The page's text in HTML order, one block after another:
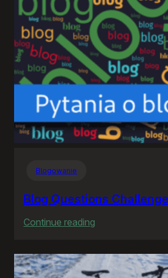
Blogowanie
Blog Questions
Continue reading
Questions
Challenge